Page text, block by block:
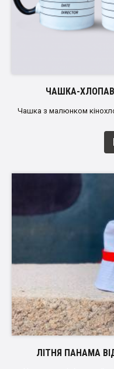
ЧАШКА-
Чашка з малюнком
ЛІТНЯ ПАНАМА